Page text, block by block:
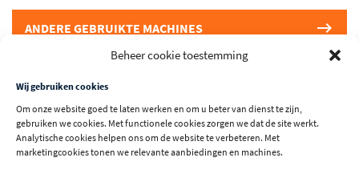
Beheer cookie toestemming
Wij gebruiken cookies
Om onze website goed te laten werken en om u beter van dienst te zijn,
gebruiken we cookies. Met functionele cookies zorgen we dat de site werkt.
Analytische cookies helpen ons om de website te verbeteren. Met
marketingcookies tonen we relevante aanbiedingen en machines.
ANDERE GEBRUIKTE MACHINES